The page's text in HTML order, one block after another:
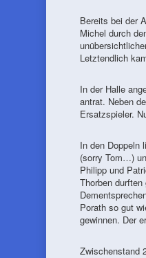
Bereits bei der
Michel durch
Letztendlich
In der Halle
antrat. Neben
Ersatzspieler.
In den Doppeln
(sorry Tom…)
Philipp und
Thorben
Porath so gut
gewinnen. Der
Zwischenstand